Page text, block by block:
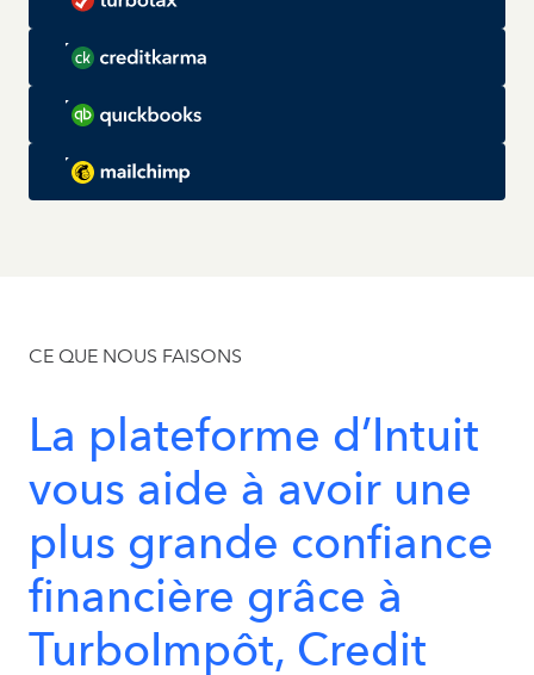
CE QUE NOUS FAISONS
La plateforme d’Intuit
vous aide à avoir une
plus grande confiance
financière grâce à
TurboImpôt, Credit